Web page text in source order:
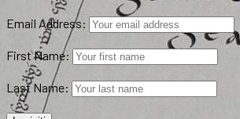
Email Address:
First Name:
Last Name: